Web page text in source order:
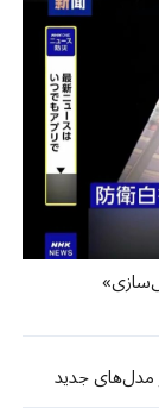
مدل‌های جدید